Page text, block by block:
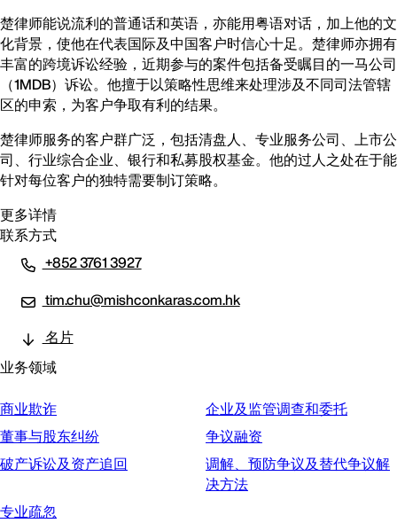
楚律师能说流利的普通话和英语，亦能用粤语对话，加上他的文
化背景，使他在代表国际及中国客户时信心十足。楚律师亦拥有
丰富的跨境诉讼经验，近期参与的案件包括备受瞩目的一马公司
（1MDB）诉讼。他擅于以策略性思维来处理涉及不同司法管辖
区的申索，为客户争取有利的结果。
楚律师服务的客户群广泛，包括清盘人、专业服务公司、上市公
司、行业综合企业、银行和私募股权基金。他的过人之处在于能
针对每位客户的独特需要制订策略。
更多详情
联系方式
+852 3761 3927
tim.chu@mishconkaras.com.hk
名片
业务领域
商业欺诈
企业及监管调查和委托
董事与股东纠纷
争议融资
破产诉讼及资产追回
调解、预防争议及替代争议解
决方法
专业疏忽